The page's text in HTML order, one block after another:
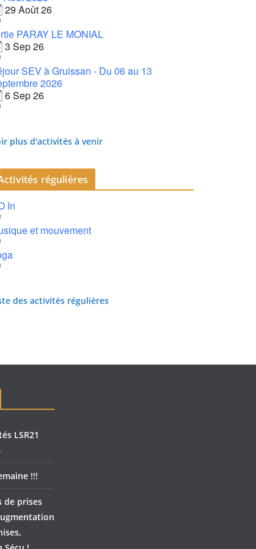
29 Août 26
PARAY LE MONIAL
3 Sep 26
SEV à Gruissan - Du 06 au 13
2026
6 Sep 26
plus d'activités à venir
régulières
In
et mouvement
des activités régulières
LSR21
!!!
de prises